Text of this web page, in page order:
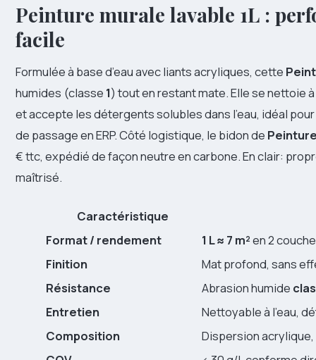
Peinture murale lavable 1L :
facile
Formulée à base d’eau avec liants acryliques, cette
humides (classe 1) tout en restant mate. Elle se nettoie
et accepte les détergents solubles dans l’eau, idéal
de passage en ERP. Côté logistique, le bidon de
€ ttc, expédié de façon neutre en carbone. En clair:
maîtrisé.
Caractéristique
Format / rendement
1 L ≈ 7 m²en 2
Finition
Mat profond, sans
Résistance
Abrasion humide
Entretien
Nettoyable à l’eau,
Composition
Dispersion